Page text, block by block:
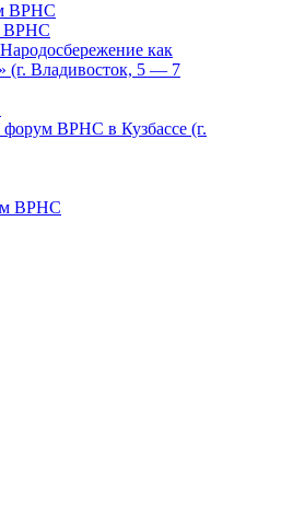
ВРНС
ВРНС
как
(г. Владивосток, 5 — 7
ВРНС в Кузбассе (г.
ВРНС